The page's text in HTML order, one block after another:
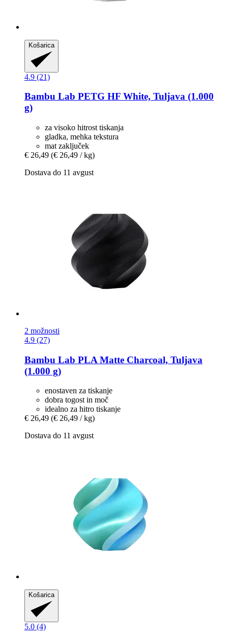
Košarica
4.9 (21)
Bambu Lab PETG HF White, Tuljava (1.000
g)
za visoko hitrost tiskanja
gladka, mehka tekstura
mat zaključek
€ 26,49 (€ 26,49 / kg)
Dostava do 11 avgust
2 možnosti
4.9 (27)
Bambu Lab PLA Matte Charcoal, Tuljava
(1.000 g)
enostaven za tiskanje
dobra togost in moč
idealno za hitro tiskanje
€ 26,49 (€ 26,49 / kg)
Dostava do 11 avgust
Košarica
5.0 (4)